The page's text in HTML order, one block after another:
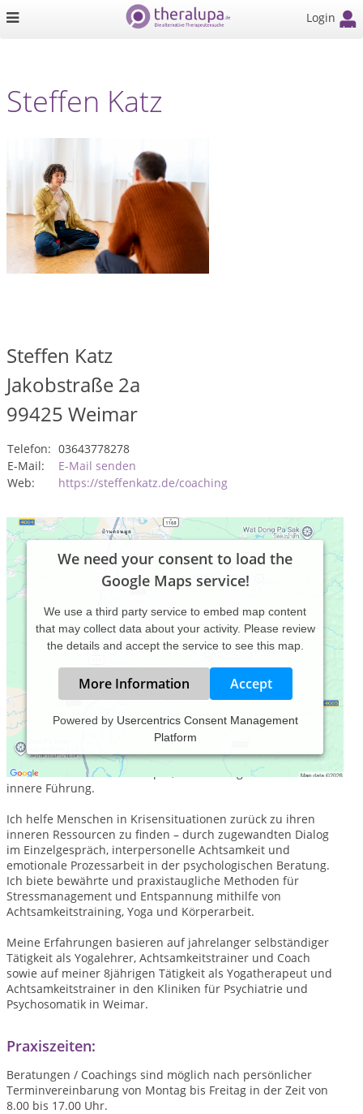
Login
Steffen Katz
Steffen Katz
Jakobstraße 2a
99425 Weimar
Telefon: 03643778278
E-Mail:
E-Mail senden
Web:
https://steffenkatz.de/coaching
We need your consent to load the
Google Maps service!
We use a third party service to embed map content
that may collect data about your activity. Please review
the details and accept the service to see this map.
More Information Accept
Powered by Usercentrics Consent Management
Platform
Wenn's mal wieder hakt: Wege aus der Krise, hin zu mehr
Klarheit, Kraft und Mitgefühl. Raus aus Burnout, Stress und
Zweifel. Rein in deinen Körper, deine Energie und deine
innere Führung.
Ich helfe Menschen in Krisensituationen zurück zu ihren
inneren Ressourcen zu finden – durch zugewandten Dialog
im Einzelgespräch, interpersonelle Achtsamkeit und
emotionale Prozessarbeit in der psychologischen Beratung.
Ich biete bewährte und praxistaugliche Methoden für
Stressmanagement und Entspannung mithilfe von
Achtsamkeitstraining, Yoga und Körperarbeit.
Meine Erfahrungen basieren auf jahrelanger selbständiger
Tätigkeit als Yogalehrer, Achtsamkeitstrainer und Coach
sowie auf meiner 8jährigen Tätigkeit als Yogatherapeut und
Achtsamkeitstrainer in den Kliniken für Psychiatrie und
Psychosomatik in Weimar.
Praxiszeiten:
Beratungen / Coachings sind möglich nach persönlicher
Terminvereinbarung von Montag bis Freitag in der Zeit von
8.00 bis 17.00 Uhr.